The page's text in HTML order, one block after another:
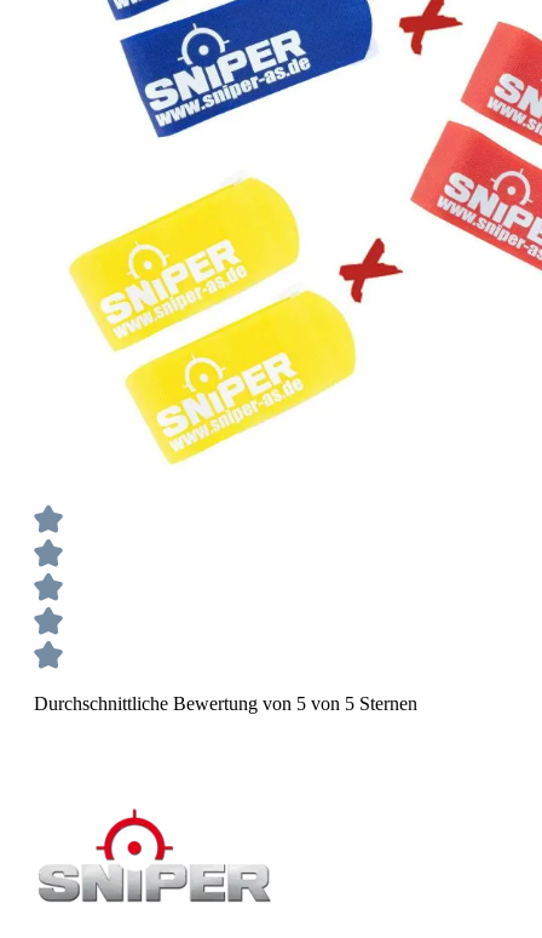
Durchschnittliche Bewertung von 5 von 5 Sternen